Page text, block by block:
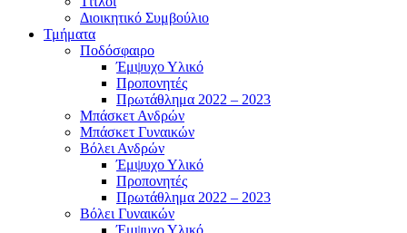
Διοικητικό Συμβούλιο
Τμήματα
Ποδόσφαιρο
Έμψυχο Υλικό
Προπονητές
Πρωτάθλημα 2022 – 2023
Μπάσκετ Ανδρών
Μπάσκετ Γυναικών
Βόλει Ανδρών
Έμψυχο Υλικό
Προπονητές
Πρωτάθλημα 2022 – 2023
Βόλει Γυναικών
Έμψυχο Υλικό